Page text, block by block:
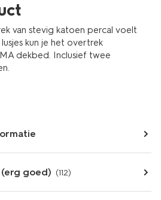
van stevig katoen percal voelt
kun je het overtrek
dekbed. Inclusief twee
goed) (112)